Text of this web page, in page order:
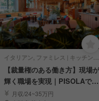
イタリアン, ファミレス | キッチンスタッフ
【裁量権のある働き方】現場が
輝く職場を実現｜PISOLAで料
理長候補募集
月収/24~35万円